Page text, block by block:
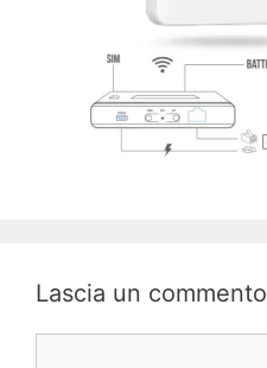
Lascia un commento